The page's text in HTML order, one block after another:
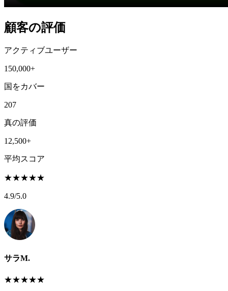
顧客の評価
アクティブユーザー
150,000+
国をカバー
207
真の評価
12,500+
平均スコア
★★★★★
4.9/5.0
サラM.
★★★★★